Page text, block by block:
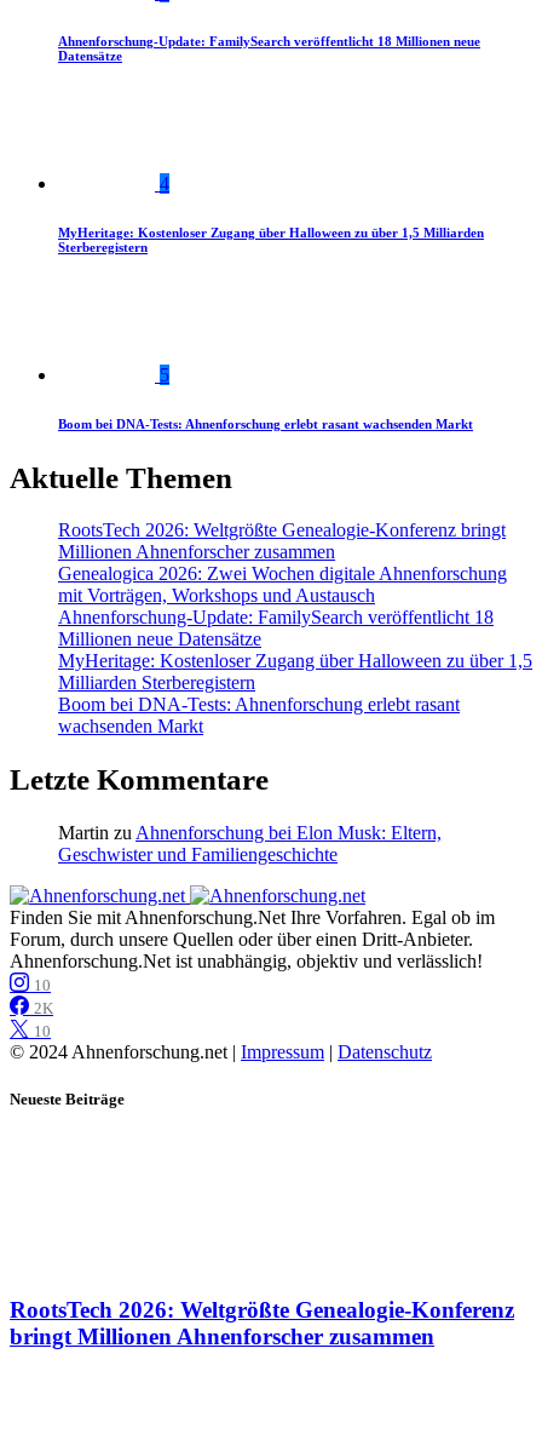
Ahnenforschung-Update: FamilySearch veröffentlicht 18 Millionen neue
Datensätze
4
MyHeritage: Kostenloser Zugang über Halloween zu über 1,5 Milliarden
Sterberegistern
5
Boom bei DNA-Tests: Ahnenforschung erlebt rasant wachsenden Markt
Aktuelle Themen
RootsTech 2026: Weltgrößte Genealogie-Konferenz bringt
Millionen Ahnenforscher zusammen
Genealogica 2026: Zwei Wochen digitale Ahnenforschung
mit Vorträgen, Workshops und Austausch
Ahnenforschung-Update: FamilySearch veröffentlicht 18
Millionen neue Datensätze
MyHeritage: Kostenloser Zugang über Halloween zu über 1,5
Milliarden Sterberegistern
Boom bei DNA-Tests: Ahnenforschung erlebt rasant
wachsenden Markt
Letzte Kommentare
Martin zu Ahnenforschung bei Elon Musk: Eltern,
Geschwister und Familiengeschichte
Finden Sie mit Ahnenforschung.Net Ihre Vorfahren. Egal ob im
Forum, durch unsere Quellen oder über einen Dritt-Anbieter.
Ahnenforschung.Net ist unabhängig, objektiv und verlässlich!
10
2K
10
© 2024 Ahnenforschung.net | Impressum | Datenschutz
Neueste Beiträge
RootsTech 2026: Weltgrößte Genealogie-Konferenz
bringt Millionen Ahnenforscher zusammen